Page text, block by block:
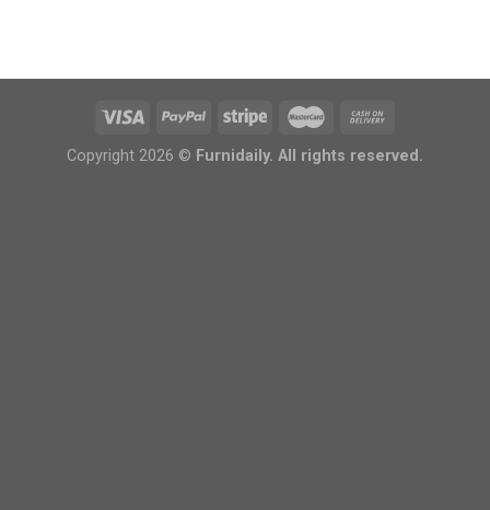
Copyright 2026 © Furnidaily. All rights reserved.